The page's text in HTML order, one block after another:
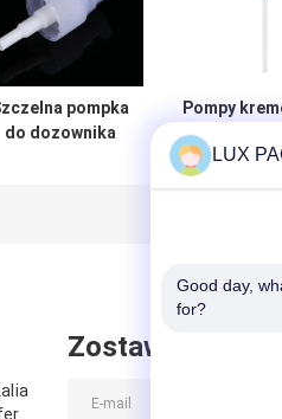
pompka
do dozownika
Pompy
średnicy 18
20 mm i 24
Zostaw
LUX
Good day,
for?